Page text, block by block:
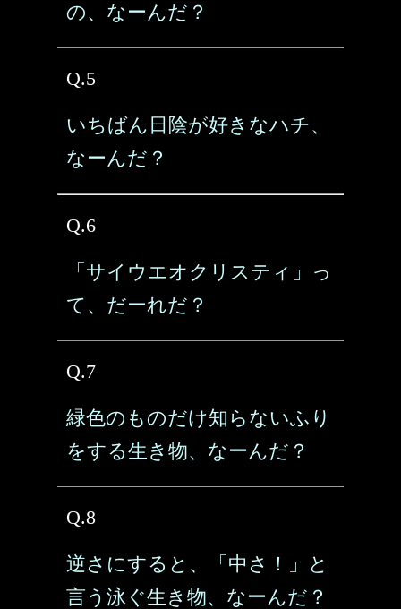
の、なーんだ？
Q.5
いちばん日陰が好きなハチ、
なーんだ？
Q.6
「サイウエオクリスティ」っ
て、だーれだ？
Q.7
緑色のものだけ知らないふり
をする生き物、なーんだ？
Q.8
逆さにすると、「中さ！」と
言う泳ぐ生き物、なーんだ？